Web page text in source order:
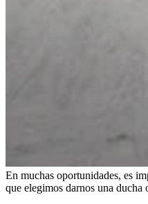
En muchas oportunidades, es
que elegimos darnos una